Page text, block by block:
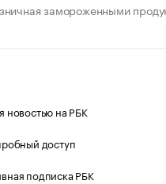
замороженными
новостью на РБК
доступ
подписка РБК